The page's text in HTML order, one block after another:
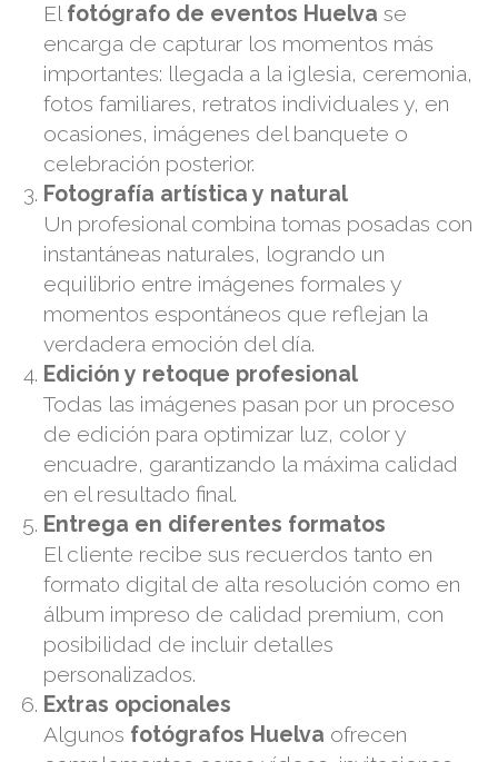
Elfotógrafo de eventos Huelva se
encarga de capturar los momentos más
importantes: llegada a la iglesia, ceremonia,
fotos familiares, retratos individuales y, en
ocasiones, imágenes del banquete o
celebración posterior.
Fotografía artística y natural
Un profesional combina tomas posadas con
instantáneas naturales, logrando un
equilibrio entre imágenes formales y
momentos espontáneos que reflejan la
verdadera emoción del día.
Edición y retoque profesional
Todas las imágenes pasan por un proceso
de edición para optimizar luz, color y
encuadre, garantizando la máxima calidad
en el resultado final.
Entrega en diferentes formatos
El cliente recibe sus recuerdos tanto en
formato digital de alta resolución como en
álbum impreso de calidad premium, con
posibilidad de incluir detalles
personalizados.
Extras opcionales
Algunos fotógrafos Huelva ofrecen